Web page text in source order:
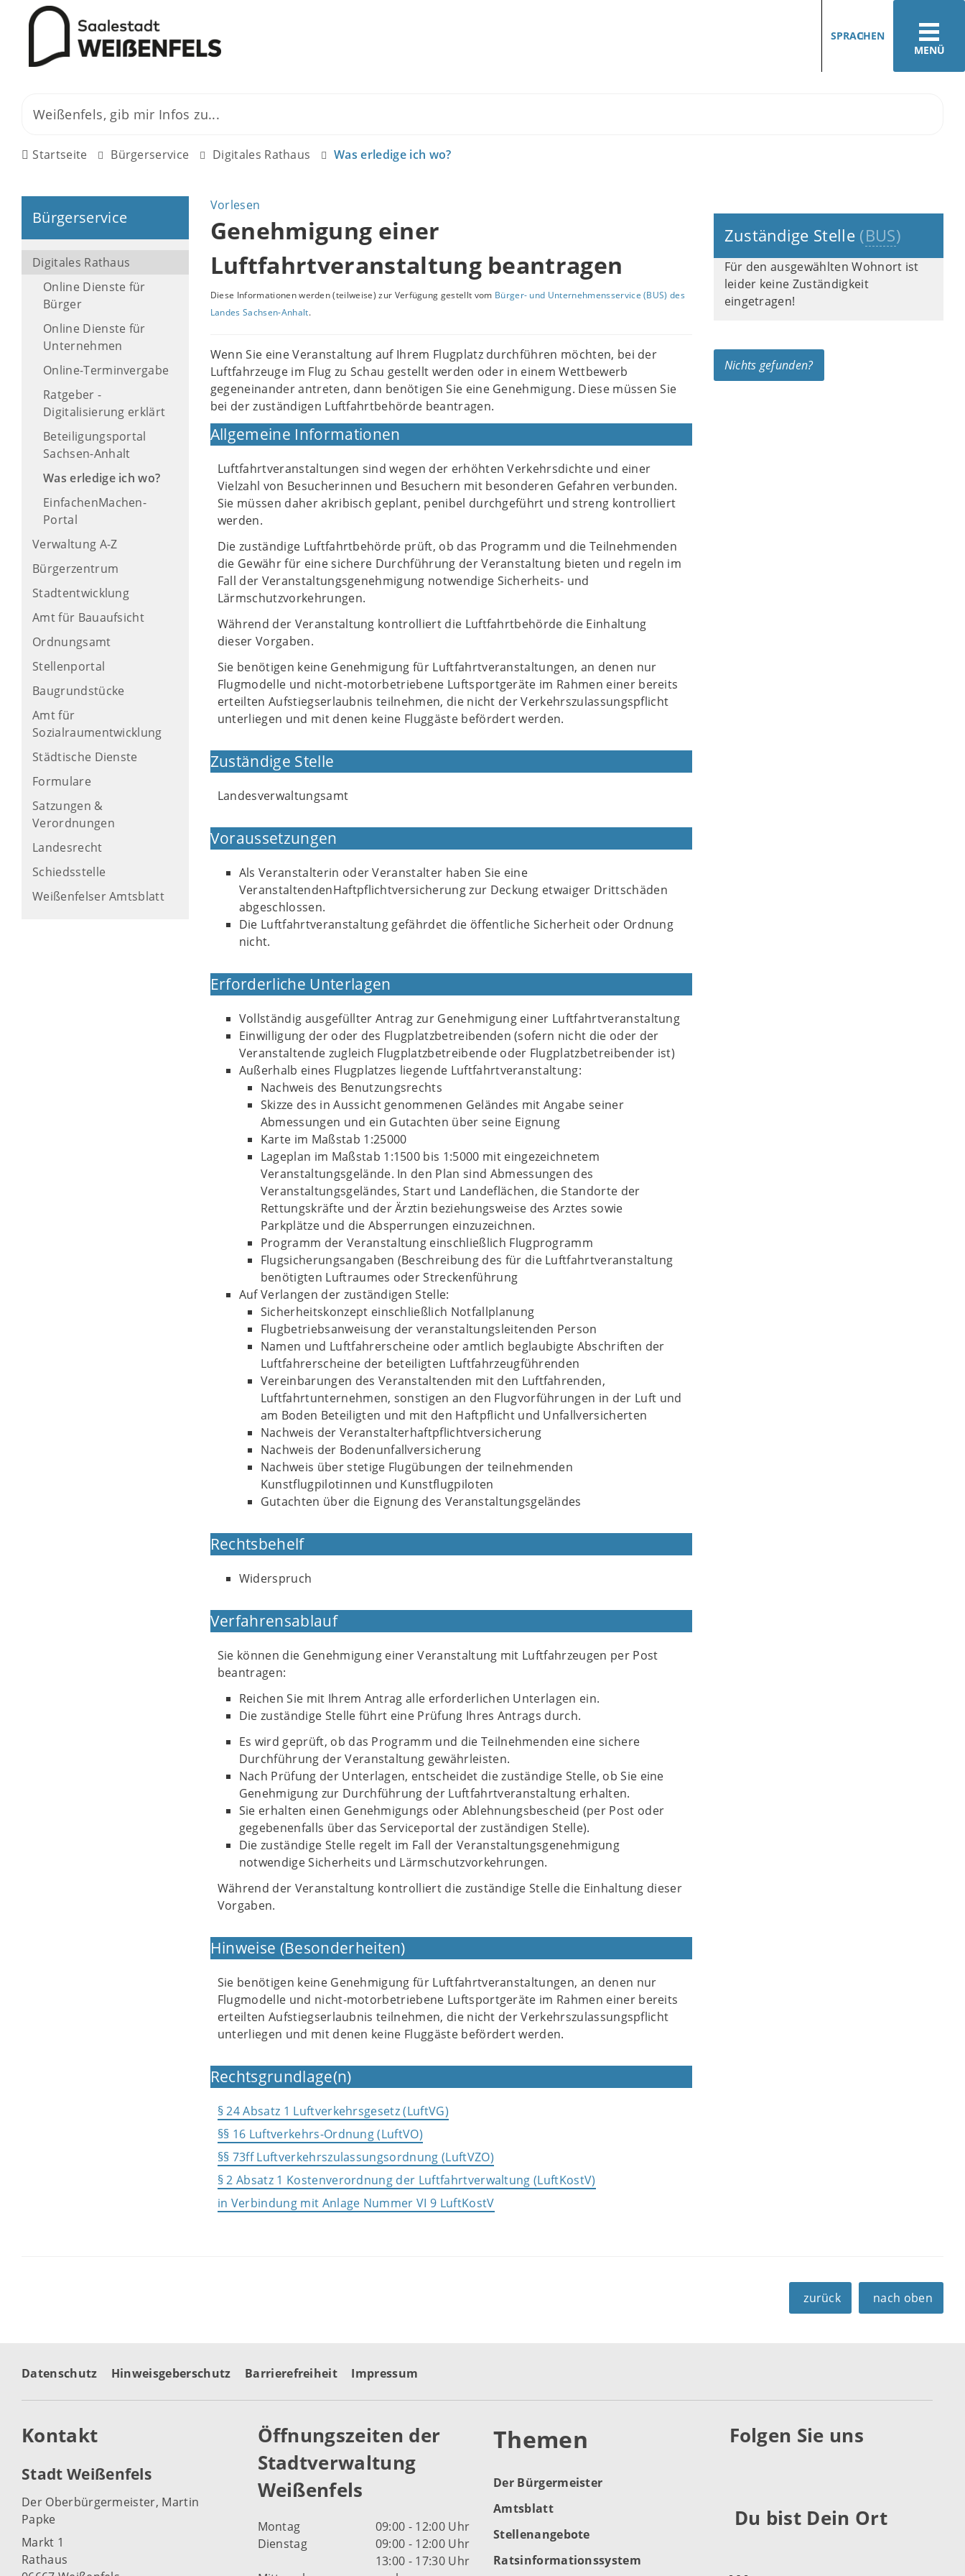
MENÜ
SPRACHEN
Startseite Bürgerservice Digitales Rathaus Was erledige ich wo?
Bürgerservice
Digitales Rathaus
Online Dienste für
Bürger
Online Dienste für
Unternehmen
Online-Terminvergabe
Ratgeber -
Digitalisierung erklärt
Beteiligungsportal
Sachsen-Anhalt
Was erledige ich wo?
EinfachenMachen-
Portal
Verwaltung A-Z
Bürgerzentrum
Stadtentwicklung
Amt für Bauaufsicht
Ordnungsamt
Stellenportal
Baugrundstücke
Amt für
Sozialraumentwicklung
Städtische Dienste
Formulare
Satzungen &
Verordnungen
Landesrecht
Schiedsstelle
Weißenfelser Amtsblatt
Vorlesen
Genehmigung einer
Luftfahrtveranstaltung beantragen
Diese Informationen werden (teilweise) zur Verfügung gestellt vom Bürger- und Unternehmensservice (BUS) des
Landes Sachsen-Anhalt.
Wenn Sie eine Veranstaltung auf Ihrem Flugplatz durchführen möchten, bei der
Luftfahrzeuge im Flug zu Schau gestellt werden oder in einem Wettbewerb
gegeneinander antreten, dann benötigen Sie eine Genehmigung. Diese müssen Sie
bei der zuständigen Luftfahrtbehörde beantragen.
Allgemeine Informationen
Luftfahrtveranstaltungen sind wegen der erhöhten Verkehrsdichte und einer
Vielzahl von Besucherinnen und Besuchern mit besonderen Gefahren verbunden.
Sie müssen daher akribisch geplant, penibel durchgeführt und streng kontrolliert
werden.
Die zuständige Luftfahrtbehörde prüft, ob das Programm und die Teilnehmenden
die Gewähr für eine sichere Durchführung der Veranstaltung bieten und regeln im
Fall der Veranstaltungsgenehmigung notwendige Sicherheits- und
Lärmschutzvorkehrungen.
Während der Veranstaltung kontrolliert die Luftfahrtbehörde die Einhaltung
dieser Vorgaben.
Sie benötigen keine Genehmigung für Luftfahrtveranstaltungen, an denen nur
Flugmodelle und nicht-motorbetriebene Luftsportgeräte im Rahmen einer bereits
erteilten Aufstiegserlaubnis teilnehmen, die nicht der Verkehrszulassungspflicht
unterliegen und mit denen keine Fluggäste befördert werden.
Zuständige Stelle
Landesverwaltungsamt
Voraussetzungen
Als Veranstalterin oder Veranstalter haben Sie eine
VeranstaltendenHaftpflichtversicherung zur Deckung etwaiger Drittschäden
abgeschlossen.
Die Luftfahrtveranstaltung gefährdet die öffentliche Sicherheit oder Ordnung
nicht.
Erforderliche Unterlagen
Vollständig ausgefüllter Antrag zur Genehmigung einer Luftfahrtveranstaltung
Einwilligung der oder des Flugplatzbetreibenden (sofern nicht die oder der
Veranstaltende zugleich Flugplatzbetreibende oder Flugplatzbetreibender ist)
Außerhalb eines Flugplatzes liegende Luftfahrtveranstaltung:
Nachweis des Benutzungsrechts
Skizze des in Aussicht genommenen Geländes mit Angabe seiner
Abmessungen und ein Gutachten über seine Eignung
Karte im Maßstab 1:25000
Lageplan im Maßstab 1:1500 bis 1:5000 mit eingezeichnetem
Veranstaltungsgelände. In den Plan sind Abmessungen des
Veranstaltungsgeländes, Start und Landeflächen, die Standorte der
Rettungskräfte und der Ärztin beziehungsweise des Arztes sowie
Parkplätze und die Absperrungen einzuzeichnen.
Programm der Veranstaltung einschließlich Flugprogramm
Flugsicherungsangaben (Beschreibung des für die Luftfahrtveranstaltung
benötigten Luftraumes oder Streckenführung
Auf Verlangen der zuständigen Stelle:
Sicherheitskonzept einschließlich Notfallplanung
Flugbetriebsanweisung der veranstaltungsleitenden Person
Namen und Luftfahrerscheine oder amtlich beglaubigte Abschriften der
Luftfahrerscheine der beteiligten Luftfahrzeugführenden
Vereinbarungen des Veranstaltenden mit den Luftfahrenden,
Luftfahrtunternehmen, sonstigen an den Flugvorführungen in der Luft und
am Boden Beteiligten und mit den Haftpflicht und Unfallversicherten
Nachweis der Veranstalterhaftpflichtversicherung
Nachweis der Bodenunfallversicherung
Nachweis über stetige Flugübungen der teilnehmenden
Kunstflugpilotinnen und Kunstflugpiloten
Gutachten über die Eignung des Veranstaltungsgeländes
Rechtsbehelf
Widerspruch
Verfahrensablauf
Sie können die Genehmigung einer Veranstaltung mit Luftfahrzeugen per Post
beantragen:
Reichen Sie mit Ihrem Antrag alle erforderlichen Unterlagen ein.
Die zuständige Stelle führt eine Prüfung Ihres Antrags durch.
Es wird geprüft, ob das Programm und die Teilnehmenden eine sichere
Durchführung der Veranstaltung gewährleisten.
Nach Prüfung der Unterlagen, entscheidet die zuständige Stelle, ob Sie eine
Genehmigung zur Durchführung der Luftfahrtveranstaltung erhalten.
Sie erhalten einen Genehmigungs oder Ablehnungsbescheid (per Post oder
gegebenenfalls über das Serviceportal der zuständigen Stelle).
Die zuständige Stelle regelt im Fall der Veranstaltungsgenehmigung
notwendige Sicherheits und Lärmschutzvorkehrungen.
Während der Veranstaltung kontrolliert die zuständige Stelle die Einhaltung dieser
Vorgaben.
Hinweise (Besonderheiten)
Sie benötigen keine Genehmigung für Luftfahrtveranstaltungen, an denen nur
Flugmodelle und nicht-motorbetriebene Luftsportgeräte im Rahmen einer bereits
erteilten Aufstiegserlaubnis teilnehmen, die nicht der Verkehrszulassungspflicht
unterliegen und mit denen keine Fluggäste befördert werden.
Rechtsgrundlage(n)
§ 24 Absatz 1 Luftverkehrsgesetz (LuftVG)
§§ 16 Luftverkehrs-Ordnung (LuftVO)
§§ 73ff Luftverkehrszulassungsordnung (LuftVZO)
§ 2 Absatz 1 Kostenverordnung der Luftfahrtverwaltung (LuftKostV)
in Verbindung mit Anlage Nummer VI 9 LuftKostV
Zuständige Stelle (BUS)
Für den ausgewählten Wohnort ist
leider keine Zuständigkeit
eingetragen!
Nichts gefunden?
zurück nach oben
Datenschutz Hinweisgeberschutz Barrierefreiheit Impressum
Kontakt
Stadt Weißenfels
Der Oberbürgermeister, Martin
Papke
Markt 1
Rathaus
Öffnungszeiten der
Stadtverwaltung
Weißenfels
Montag
09:00 - 12:00 Uhr
Dienstag
09:00 - 12:00 Uhr
13:00 - 17:30 Uhr
Themen
Der Bürgermeister
Amtsblatt
Stellenangebote
Ratsinformationssystem
Folgen Sie uns
Du bist Dein Ort